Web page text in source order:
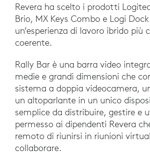
Revera ha scelto i prodotti
Brio, MX Keys Combo e Logi
un’esperienza di lavoro ibrido più
coerente.
Rally Bar è una barra video
medie e grandi dimensioni che
sistema a doppia videocamera,
un altoparlante in un unico
semplice da distribuire, gestire e
permesso ai dipendenti Revera
remoto di riunirsi in riunioni
collaborare.